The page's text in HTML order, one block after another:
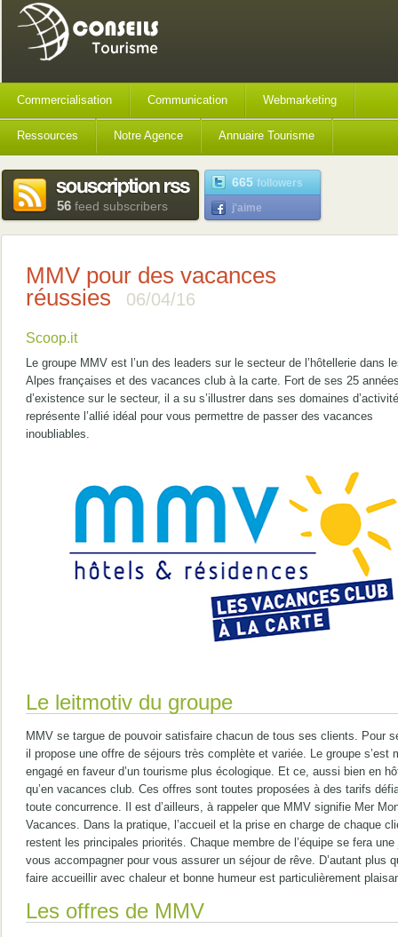
Commercialisation Communication Webmarketing
Ressources Notre Agence Annuaire Tourisme
56 feed subscribers
665 followers
j'aime
MMV pour des vacances
réussies
06/04/16
Scoop.it
Le groupe MMV est l’un des leaders sur le secteur de l’hôtellerie dans
Alpes françaises et des vacances club à la carte. Fort de ses 25
d’existence sur le secteur, il a su s’illustrer dans ses domaines
représente l’allié idéal pour vous permettre de passer des vacances
inoubliables.
Le leitmotiv du groupe
MMV se targue de pouvoir satisfaire chacun de tous ses clients. Pour
il propose une offre de séjours très complète et variée. Le groupe s’est
engagé en faveur d’un tourisme plus écologique. Et ce, aussi bien en
qu’en vacances club. Ces offres sont toutes proposées à des tarifs
toute concurrence. Il est d’ailleurs, à rappeler que MMV signifie Mer
Vacances. Dans la pratique, l’accueil et la prise en charge de chaque
restent les principales priorités. Chaque membre de l’équipe se fera une
vous accompagner pour vous assurer un séjour de rêve. D’autant plus
faire accueillir avec chaleur et bonne humeur est particulièrement
Les offres de MMV